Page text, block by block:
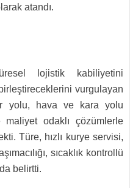
atandı.
lojistik kabiliyetini
vurgulayan
yolu, hava ve kara yolu
maliyet odaklı çözümlerle
Türe, hızlı kurye servisi,
sıcaklık kontrollü
belirtti.